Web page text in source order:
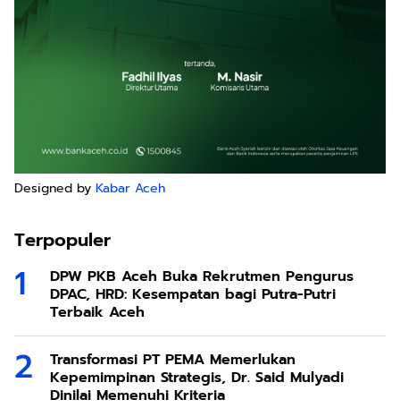
Designed by Kabar Aceh
Terpopuler
DPW PKB Aceh Buka Rekrutmen Pengurus
DPAC, HRD: Kesempatan bagi Putra-Putri
Terbaik Aceh
Transformasi PT PEMA Memerlukan
Kepemimpinan Strategis, Dr. Said Mulyadi
Dinilai Memenuhi Kriteria